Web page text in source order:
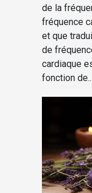
de la
fréquence
et que
de
cardiaque
fonction de...